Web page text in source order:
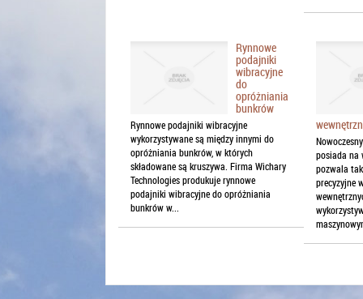
Rynnowe
podajniki
wibracyjne
do
opróżniania
bunkrów
Rynnowe podajniki wibracyjne
wykorzystywane są między innymi do
opróżniania bunkrów, w których
składowane są kruszywa. Firma Wichary
Technologies produkuje rynnowe
podajniki wibracyjne do opróżniania
bunkrów w...
posiada na
pozwala
precyzyjne